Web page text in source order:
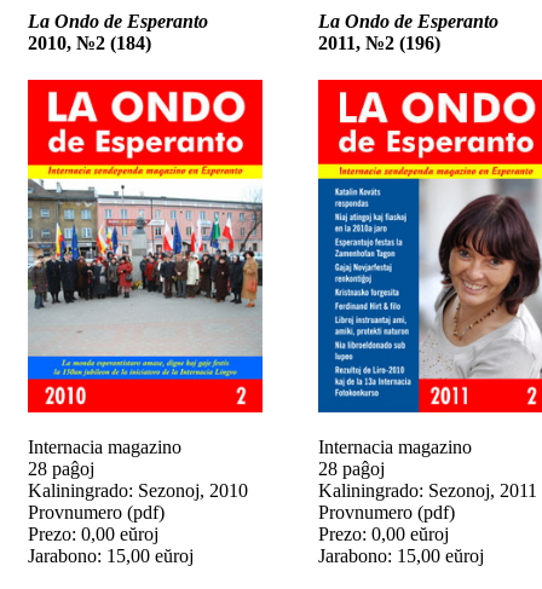
La Ondo de Esperanto
2010, №2 (184)
Internacia magazino
28 paĝoj
Kaliningrado: Sezonoj, 2010
Provnumero (pdf)
Prezo: 0,00 eŭroj
Jarabono: 15,00 eŭroj
La Ondo de Esperanto
2011, №2 (196)
Internacia magazino
28 paĝoj
Kaliningrado: Sezonoj, 2011
Provnumero (pdf)
Prezo: 0,00 eŭroj
Jarabono: 15,00 eŭroj